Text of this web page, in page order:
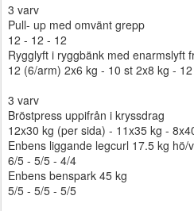
3 varv
Pull- up med omvänt grepp
12 - 12 - 12
Rygglyft i ryggbänk med enarmslyft
12 (6/arm) 2x6 kg - 10 st 2x8 kg -
3 varv
Bröstpress uppifrån i kryssdrag
12x30 kg (per sida) - 11x35 kg -
Enbens liggande legcurl 17.5 kg hö/
6/5 - 5/5 - 4/4
Enbens benspark 45 kg
5/5 - 5/5 - 5/5